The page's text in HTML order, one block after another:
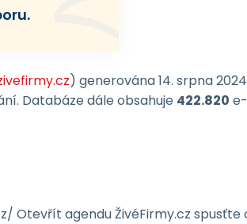
) generována 14. srpna
Databáze dále obsahuje 422.820
Otevřít agendu ŽivéFirmy.cz spusťte